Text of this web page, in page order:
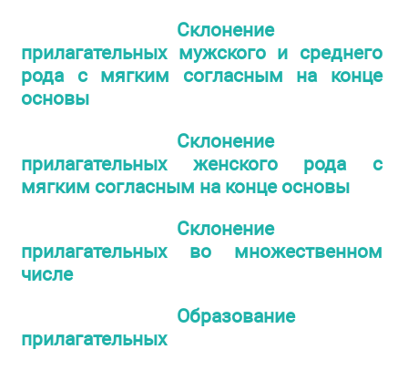
Склонение
прилагательных мужского и среднего
рода с мягким согласным на конце
основы
Склонение
прилагательных женского рода с
мягким согласным на конце основы
Склонение
прилагательных во множественном
числе
Образование
прилагательных